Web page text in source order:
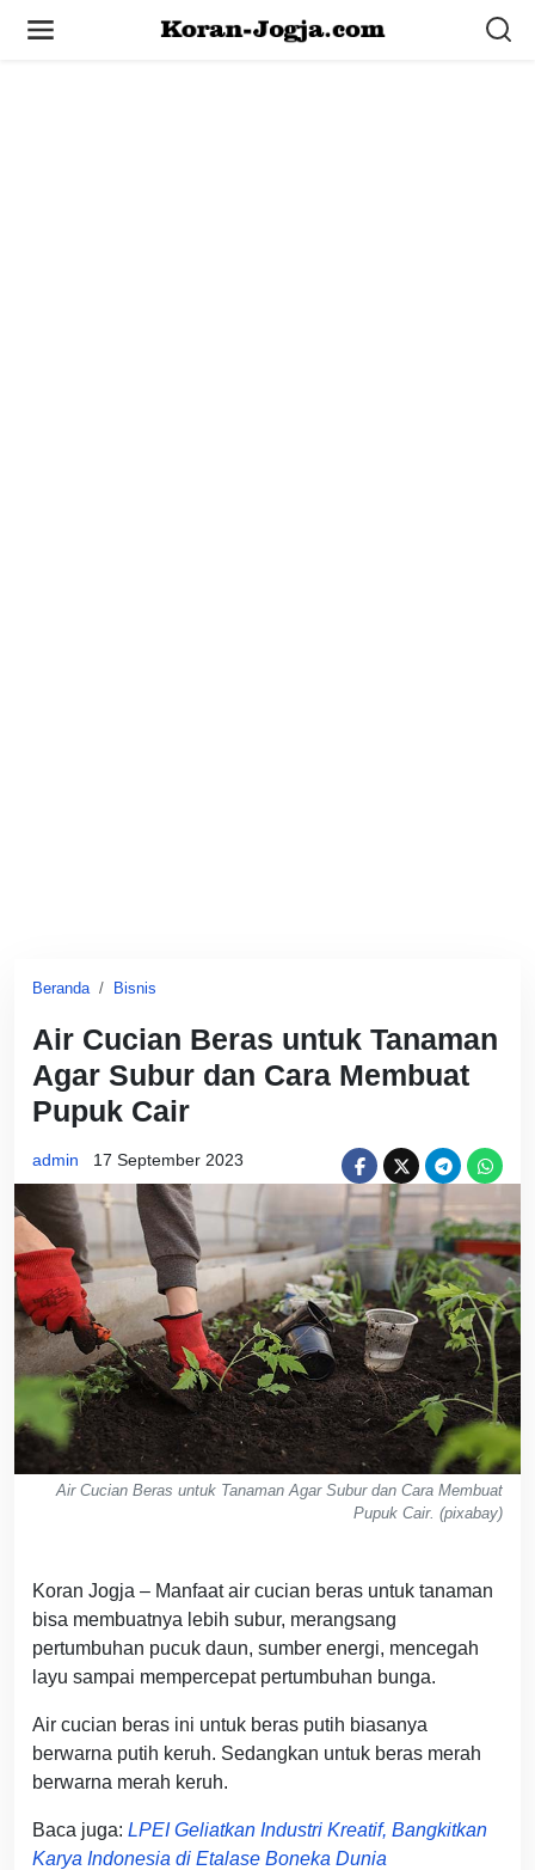
Beranda Bisnis
Air Cucian Beras untuk Tanaman
Agar Subur dan Cara Membuat
Pupuk Cair
admin 17 September 2023
Air Cucian Beras untuk Tanaman Agar Subur dan Cara Membuat
Pupuk Cair. (pixabay)
Koran Jogja – Manfaat air cucian beras untuk tanaman
bisa membuatnya lebih subur, merangsang
pertumbuhan pucuk daun, sumber energi, mencegah
layu sampai mempercepat pertumbuhan bunga.
Air cucian beras ini untuk beras putih biasanya
berwarna putih keruh. Sedangkan untuk beras merah
berwarna merah keruh.
Baca juga: LPEI Geliatkan Industri Kreatif, Bangkitkan
Karya Indonesia di Etalase Boneka Dunia